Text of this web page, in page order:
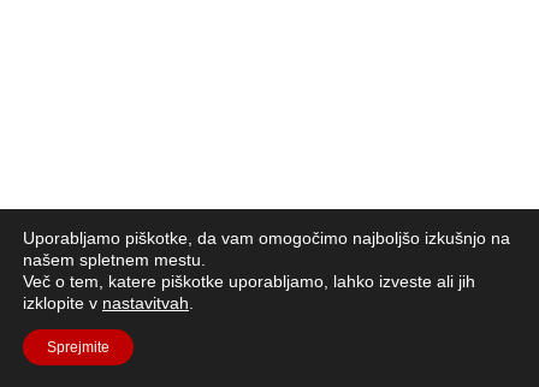
Uporabljamo piškotke, da vam omogočimo najboljšo izkušnjo na
našem spletnem mestu.
Več o tem, katere piškotke uporabljamo, lahko izveste ali jih
izklopite v nastavitvah
Sprejmite